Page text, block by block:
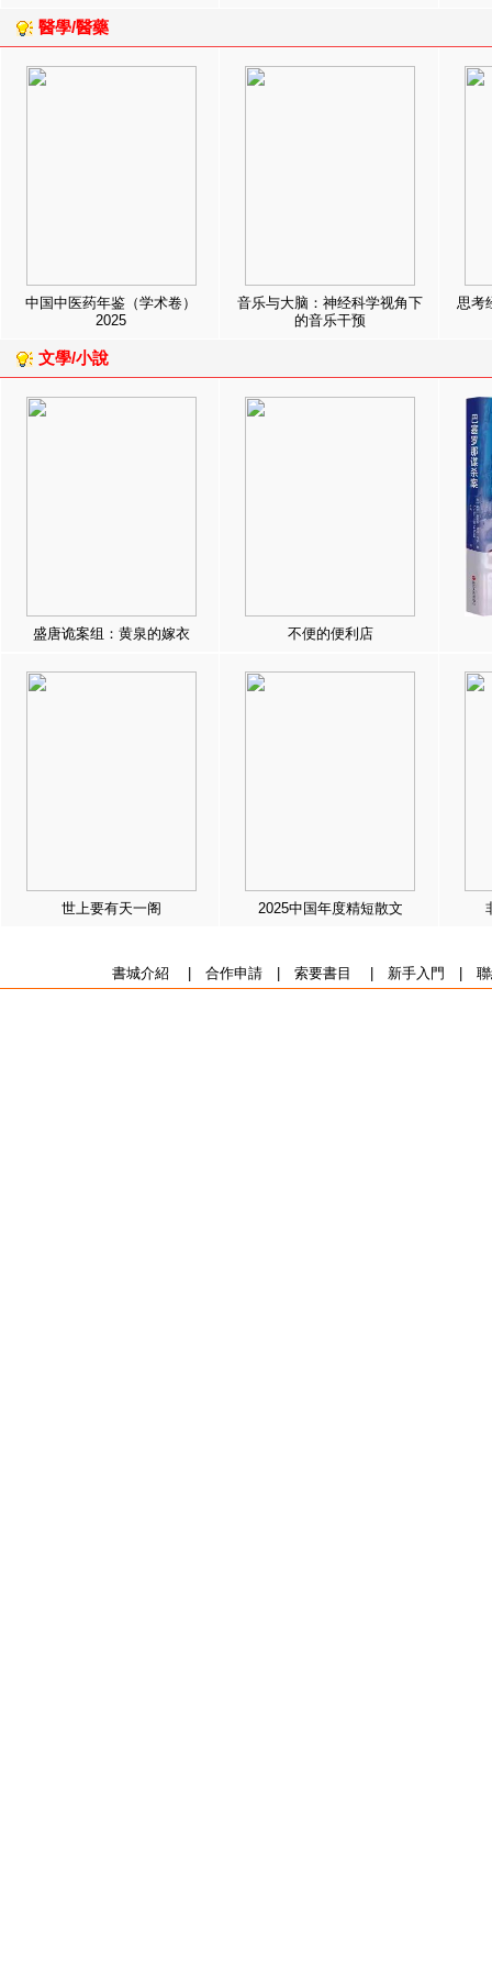
醫學/醫藥
中国中医药年鉴（学术卷）
2025
音乐与大脑：神经科学视角下
的音乐干预
思考
文學/小說
盛唐诡案组：黄泉的嫁衣 不便的便利店
世上要有天一阁 2025中国年度精短散文
書城介紹 合作申請| 索要書目 新手入門